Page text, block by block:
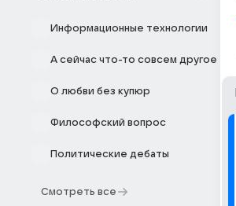
Информационные технологии
А сейчас что-то совсем другое
О любви без купюр
Философский вопрос
Политические дебаты
Смотреть все